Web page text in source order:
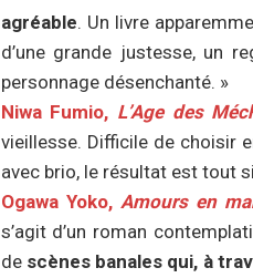
agréable. Un livre
d’une grande justesse, un
personnage désenchanté. »
Niwa Fumio, L’Age des
vieillesse. Difficile de choisir
avec brio, le résultat est tout
Ogawa Yoko,Amours en
s’agit d’un roman
de scènes banales qui, à